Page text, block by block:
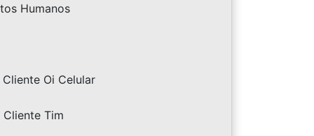
Humanos
Oi Celular
Tim